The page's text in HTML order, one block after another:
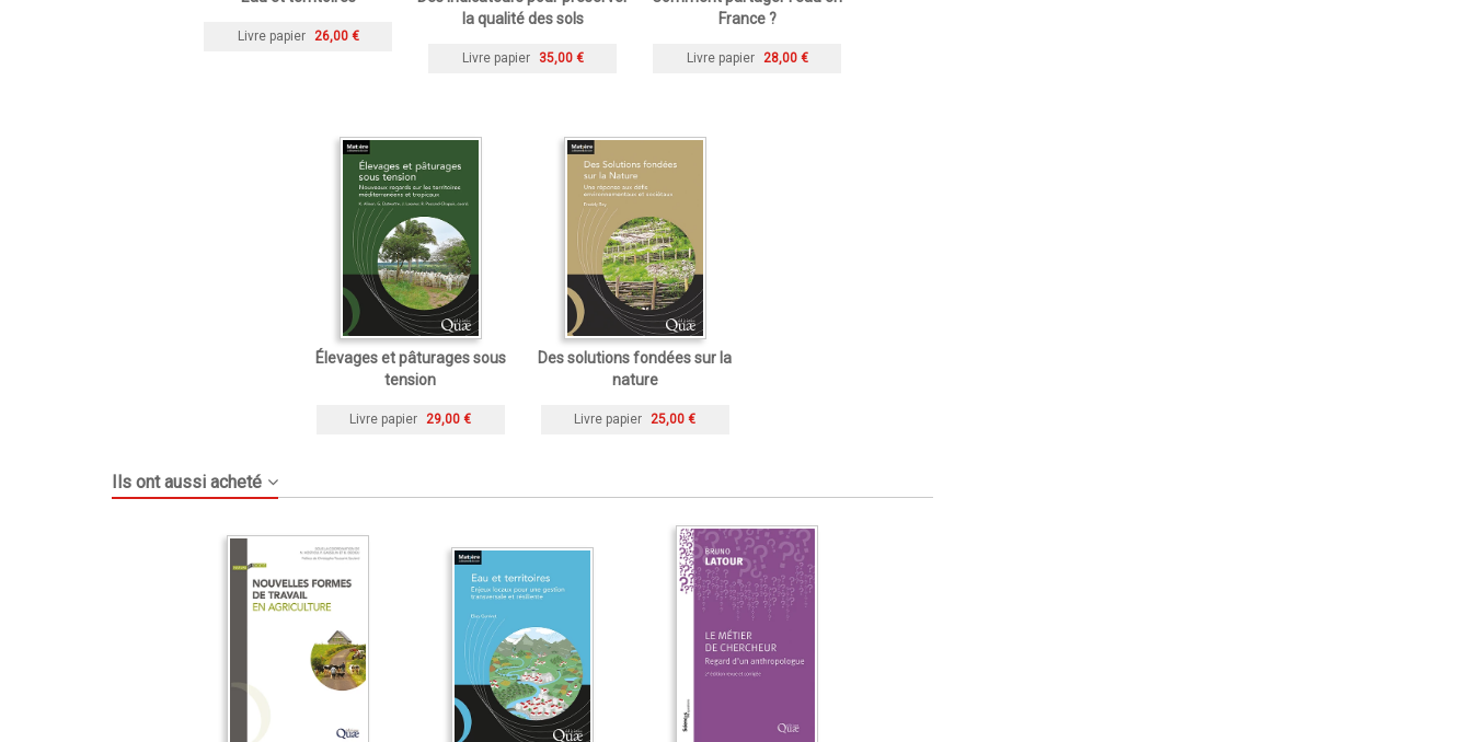
Livre papier 26,00 €
la qualité des sols
Livre papier 35,00 €
France ?
Livre papier 28,00 €
Élevages et pâturages sous
tension
Livre papier 29,00 €
Des solutions fondées sur la
nature
Livre papier 25,00 €
Ils ont aussi acheté